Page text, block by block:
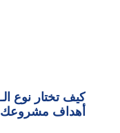
أهداف مشروعك